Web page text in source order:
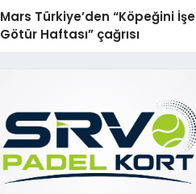
Mars Türkiye’den “Köpeğini İşe
Götür Haftası” çağrısı